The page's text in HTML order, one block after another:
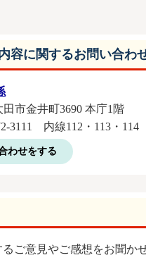
容に関するお問い合わ
田市金井町3690 本庁1階
3111 内線112・113・114
わせをする
るご意見やご感想をお聞か